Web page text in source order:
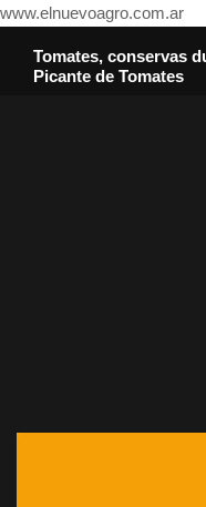
www.elnuevoagro.com.ar
Tomates, conservas
Picante de Tomates